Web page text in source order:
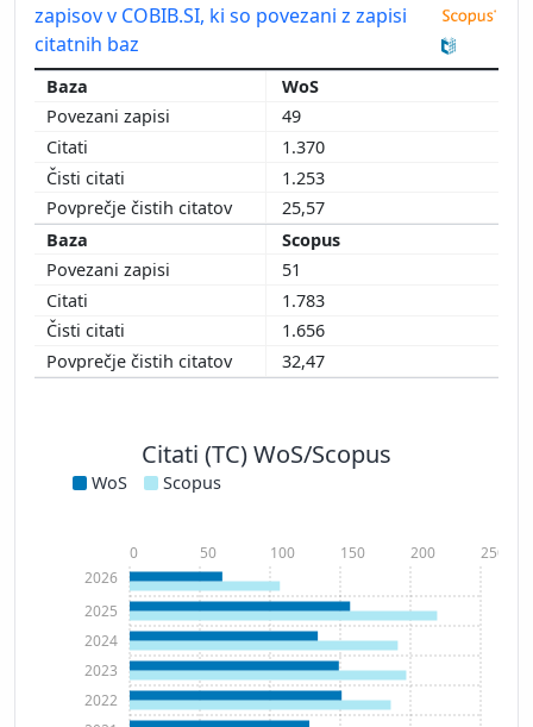
zapisov v COBIB.SI, ki so povezani z zapisi
citatnih baz
WoS
49
1.370
1.253
25,57
Scopus
51
1.783
1.656
32,47
Citati (TC) WoS/Scopus
WoS Scopus
2022
2023
2024
2025
2026
0 50 100 150 200 250